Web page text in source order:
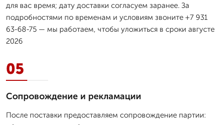
для вас время; дату доставки согласуем заранее. За
подробностями по временам и условиям звоните +7 931
63-68-75 — мы работаем, чтобы уложиться в сроки августе
2026
05
Сопровождение и рекламации
После поставки предоставляем сопровождение партии: